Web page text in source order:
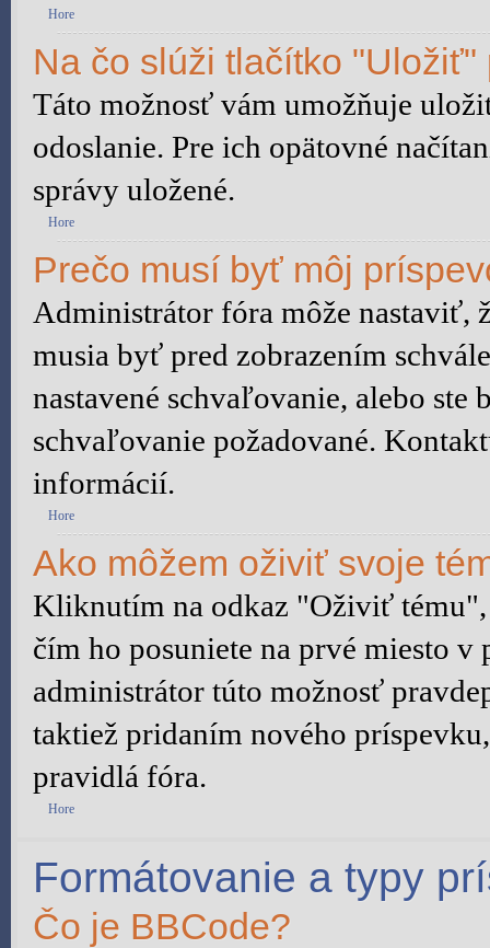
Hore
Na čo slúži tlačítko
Táto možnosť vám umožňuje
odoslanie. Pre ich opätovné
správy uložené.
Hore
Prečo musí byť môj
Administrátor fóra môže nastaviť,
musia byť pred zobrazením
nastavené schvaľovanie, alebo
schvaľovanie požadované.
informácií.
Hore
Ako môžem oživiť svoje
Kliknutím na odkaz "Oživiť
čím ho posuniete na prvé miesto
administrátor túto možnosť
taktiež pridaním nového
pravidlá fóra.
Hore
Formátovanie a typy
Čo je BBCode?